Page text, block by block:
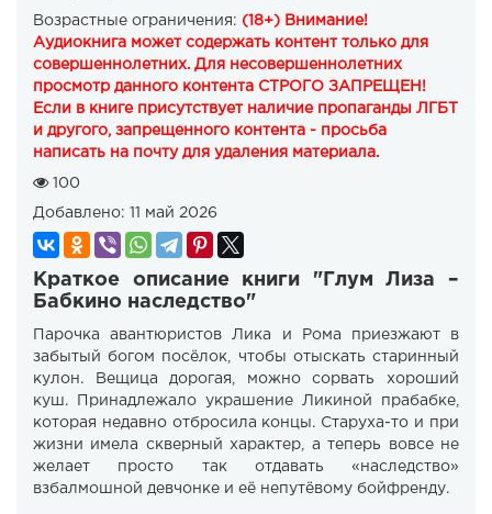
Возрастные ограничения: (18+) Внимание!
Аудиокнига может содержать контент только для
совершеннолетних. Для несовершеннолетних
просмотр данного контента СТРОГО ЗАПРЕЩЕН!
Если в книге присутствует наличие пропаганды ЛГБТ
и другого, запрещенного контента - просьба
написать на почту для удаления материала.
100
Добавлено: 11 май 2026
Краткое описание книги "Глум Лиза –
Бабкино наследство"
Парочка авантюристов Лика и Рома приезжают в
забытый богом посёлок, чтобы отыскать старинный
кулон. Вещица дорогая, можно сорвать хороший
куш. Принадлежало украшение Ликиной прабабке,
которая недавно отбросила концы. Старуха-то и при
жизни имела скверный характер, а теперь вовсе не
желает просто так отдавать «наследство»
взбалмошной девчонке и её непутёвому бойфренду.